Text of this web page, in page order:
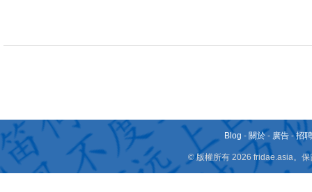
Blog - 關於 - 廣告 -招
© 版權所有 2026 fridae.asia。